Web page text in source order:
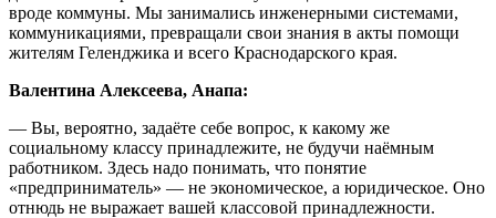
вроде коммуны. Мы занимались инженерными системами,
коммуникациями, превращали свои знания в акты помощи
жителям Геленджика и всего Краснодарского края.
Валентина Алексеева, Анапа:
— Вы, вероятно, задаёте себе вопрос, к какому же
социальному классу принадлежите, не будучи наёмным
работником. Здесь надо понимать, что понятие
«предприниматель» — не экономическое, а юридическое. Оно
отнюдь не выражает вашей классовой принадлежности.